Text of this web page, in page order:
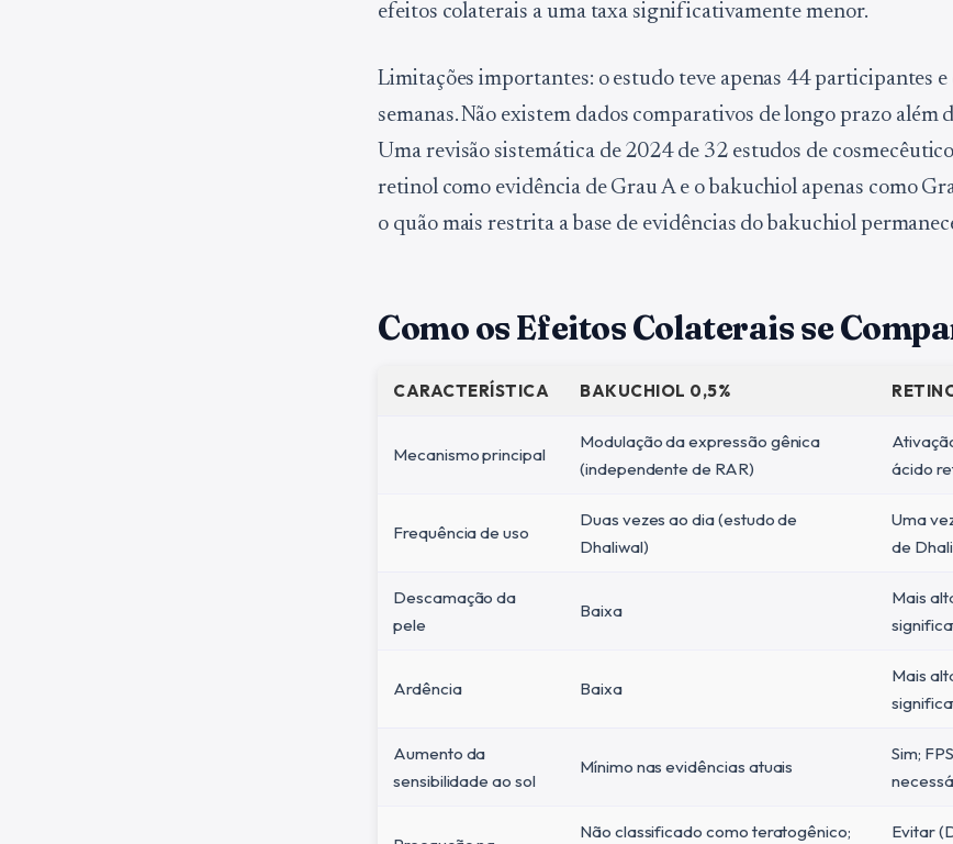
efeitos colaterais a uma taxa significativamente menor.
Limitações importantes: o estudo teve apenas 44 participantes
semanas. Não existem dados comparativos de longo prazo além
Uma revisão sistemática de 2024 de 32 estudos de
retinol como evidência de Grau A e o bakuchiol apenas como
o quão mais restrita a base de evidências do bakuchiol
Como os Efeitos Colaterais se
CARACTERÍSTICA BAKUCHIOL 0,5%
Mecanismo principal
Modulação da expressão gênica
(independente de RAR)
ácido
Frequência de uso
Duas vezes ao dia (estudo de
Dhaliwal)
Uma
de
Descamação da
pele
Baixa
Mais
Ardência Baixa
Mais
Aumento da
sensibilidade ao sol
Mínimo nas evidências atuais
Sim;
Não classificado como teratogênico; Evitar